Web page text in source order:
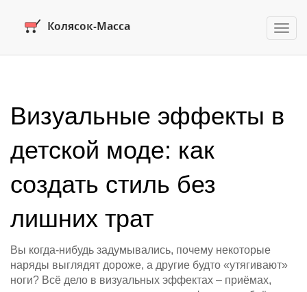
Визуальные эффекты в
детской моде: как
создать стиль без
лишних трат
Вы когда‑нибудь задумывались, почему некоторые
наряды выглядят дороже, а другие будто «утягивают»
ноги? Всё дело в визуальных эффектах – приёмах,